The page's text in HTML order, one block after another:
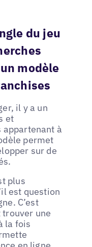
du jeu
modèle
il y a un
et
appartenant à
permet
sur de
plus
est question
C’est
une
la fois